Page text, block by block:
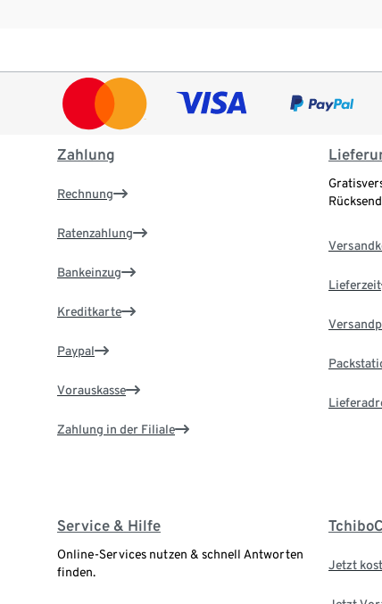
Zahlung
Rechnung
Ratenzahlung
Bankeinzug
Kreditkarte
Paypal
Vorauskasse
Zahlung in der Filiale
Lieferzeit
Service & Hilfe
Online-Services nutzen & schnell Antworten
finden.
Jetzt